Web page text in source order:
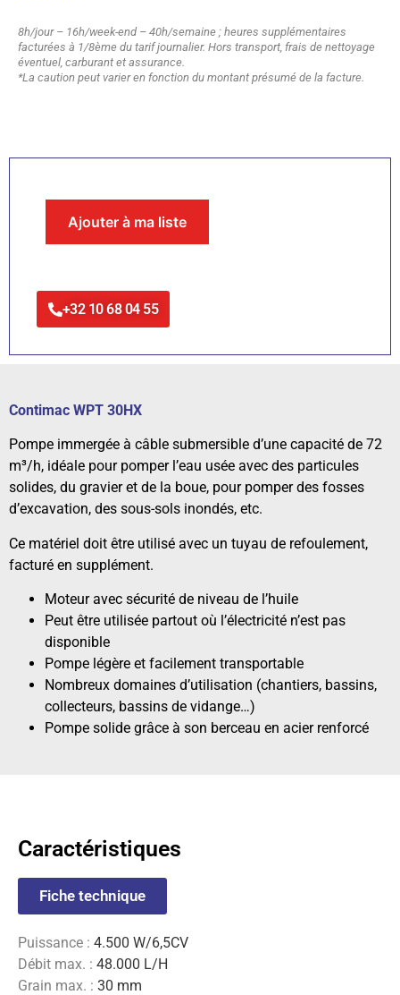
8h/jour – 16h/week-end – 40h/semaine ; heures supplémentaires
facturées à 1/8ème du tarif journalier. Hors transport, frais de nettoyage
éventuel, carburant et assurance.
*La caution peut varier en fonction du montant présumé de la facture.
Ajouter à ma liste
+32 10 68 04 55
Contimac WPT 30HX
Pompe immergée à câble submersible d’une capacité de 72
m³/h, idéale pour pomper l’eau usée avec des particules
solides, du gravier et de la boue, pour pomper des fosses
d’excavation, des sous-sols inondés, etc.
Ce matériel doit être utilisé avec un tuyau de refoulement,
facturé en supplément.
Moteur avec sécurité de niveau de l’huile
Peut être utilisée partout où l’électricité n’est pas
disponible
Pompe légère et facilement transportable
Nombreux domaines d’utilisation (chantiers, bassins,
collecteurs, bassins de vidange…)
Pompe solide grâce à son berceau en acier renforcé
Caractéristiques
Fiche technique
Puissance : 4.500 W/6,5CV
Débit max. : 48.000 L/H
Grain max. : 30 mm